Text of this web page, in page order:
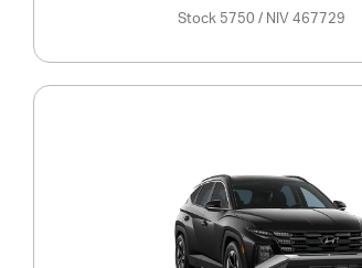
Stock 5750 / NIV 467729